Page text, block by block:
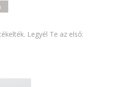
Legyél Te az első: